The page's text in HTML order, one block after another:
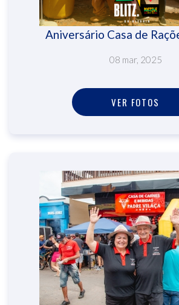
Aniversário Casa de
08 mar, 2025
VER FOTOS